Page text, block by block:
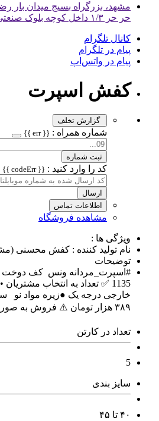
مشهد، بزرگراه بسیج میدان بار
حر حر ۱/۳ داخل کوچه بلوک صنعتی چهارم
کانال تلگرام
پیام در تلگرام
پیام در واتس‌اپ
کفش اسپرت
گزارش تخلف
شماره همراه : {{ err }}
ثبت شماره
کد را وارد کنید : {{ codeErr }}
ارسال
اطلاعات تماس
مشاهده فروشگاه
ویژگی ها :
نام تولید کننده : کفش محسنی
توضیحات
#اسپرت_مردانه ونس کف دوخت
۳۸۹ هزار تومان ⚠️ فروش به صورت عمده
تعداد در کارتن
5
سایز بندی
۴۰ تا ۴۵